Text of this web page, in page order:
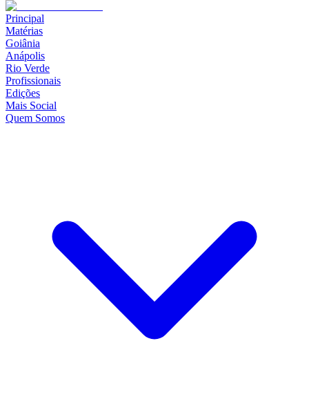
Principal
Matérias
Goiânia
Anápolis
Rio Verde
Profissionais
Edições
Mais Social
Quem Somos